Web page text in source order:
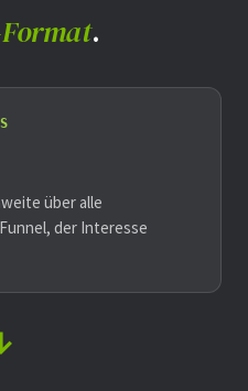
.
über alle
der Interesse